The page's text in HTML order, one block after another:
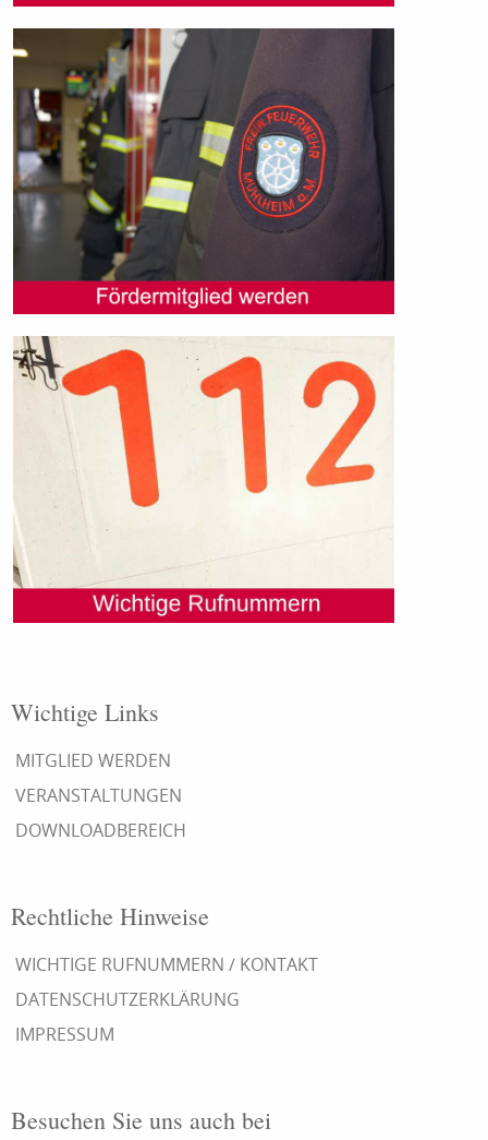
Wichtige Links
MITGLIED WERDEN
VERANSTALTUNGEN
DOWNLOADBEREICH
Rechtliche Hinweise
WICHTIGE RUFNUMMERN / KONTAKT
DATENSCHUTZERKLÄRUNG
IMPRESSUM
Besuchen Sie uns auch bei